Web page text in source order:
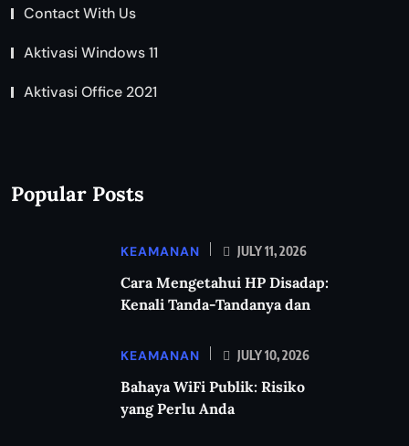
Contact With Us
Aktivasi Windows 11
Aktivasi Office 2021
Popular Posts
KEAMANAN JULY 11, 2026
Cara Mengetahui HP Disadap:
Kenali Tanda-Tandanya dan
KEAMANAN JULY 10, 2026
Bahaya WiFi Publik: Risiko
yang Perlu Anda